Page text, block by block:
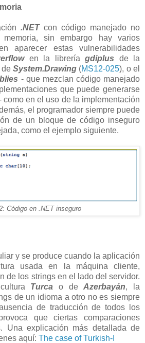
.NETcon código manejado no
sin embargo hay varios
aparecer estas vulnerabilidades
en la libreríagdiplus de la
System.Drawing (MS12-025), o el
- que mezclan código manejado
que puede generarse
como en el uso de la implementación
el programador siempre puede
de un bloque de código inseguro
como el ejemplo siguiente.
Código en .NET inseguro
y se produce cuando la aplicación
usada en la máquina cliente,
de los strings en el lado del servidor.
Turca o deAzerbayán, la
de un idioma a otro no es siempre
de traducción de todos los
que ciertas comparaciones
Una explicación más detallada de
aquí: The case of Turkish-I